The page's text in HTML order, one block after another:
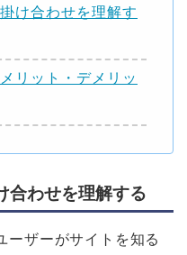
け合わせを理解す
リット・デメリッ
合わせを理解する
ーザーがサイトを知る